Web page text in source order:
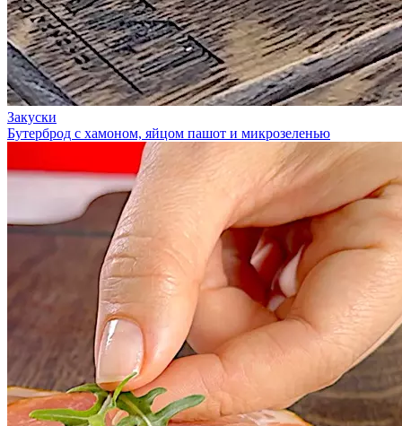
Закуски
Бутерброд с хамоном, яйцом пашот и микрозеленью